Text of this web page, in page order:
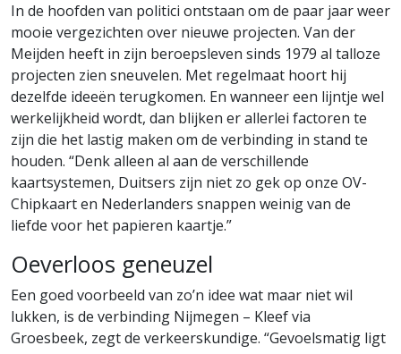
In de hoofden van politici ontstaan om de paar jaar weer
mooie vergezichten over nieuwe projecten. Van der
Meijden heeft in zijn beroepsleven sinds 1979 al talloze
projecten zien sneuvelen. Met regelmaat hoort hij
dezelfde ideeën terugkomen. En wanneer een lijntje wel
werkelijkheid wordt, dan blijken er allerlei factoren te
zijn die het lastig maken om de verbinding in stand te
houden. “Denk alleen al aan de verschillende
kaartsystemen, Duitsers zijn niet zo gek op onze OV-
Chipkaart en Nederlanders snappen weinig van de
liefde voor het papieren kaartje.”
Oeverloos geneuzel
Een goed voorbeeld van zo’n idee wat maar niet wil
lukken, is de verbinding Nijmegen – Kleef via
Groesbeek, zegt de verkeerskundige. “Gevoelsmatig ligt